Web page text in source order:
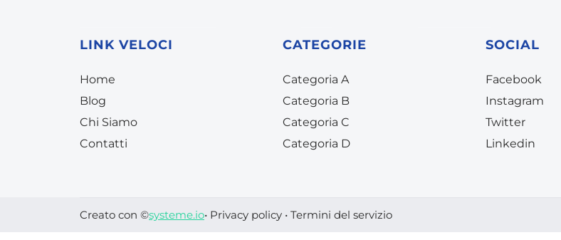
LINK VELOCI
Home
Blog
Chi Siamo
Contatti
CATEGORIE
Categoria A
Categoria B
Categoria C
Categoria D
SOCIAL
Facebook
Instagram
Twitter
Linkedin
Creato con ©systeme.io• Privacy policy • Termini del servizio